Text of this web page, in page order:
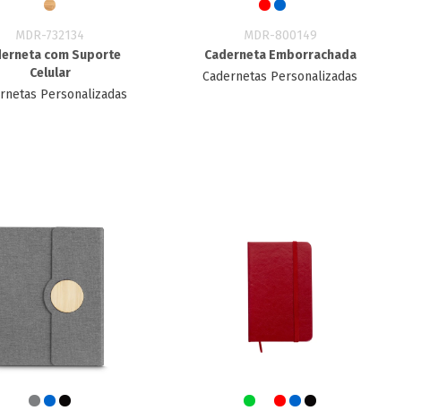
MDR-732134
com Suporte
Celular
Personalizadas
MDR-800149
Caderneta Emborrachada
Cadernetas Personalizadas